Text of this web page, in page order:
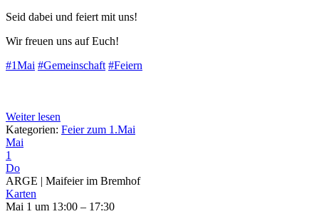
Seid dabei und feiert mit uns!
Wir freuen uns auf Euch!
#1Mai #Gemeinschaft #Feiern
Weiter lesen
Kategorien: Feier zum 1.Mai
Mai
1
Do
ARGE | Maifeier im Bremhof
Karten
Mai 1 um 13:00 – 17:30